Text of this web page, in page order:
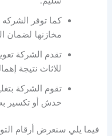
كما توفر الشركه
مخازنها لضمان
تقدم الشركة
للاثاث نتيجة
تقوم الشركة
خدش أو تكسير
فيما يلي سنعرض أرقام